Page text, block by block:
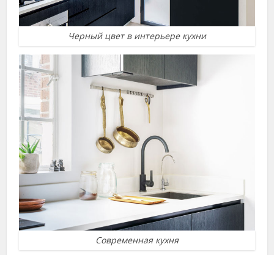
Черный цвет в интерьере кухни
Современная кухня